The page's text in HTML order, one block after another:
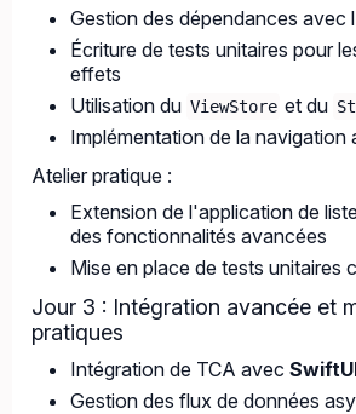
Gestion des dépendances avec
Écriture de tests unitaires pour
effets
Utilisation du ViewStore et du
Implémentation de la navigation
Atelier pratique :
Extension de l'application de
des fonctionnalités avancées
Mise en place de tests unitaires
Jour 3 : Intégration avancée et
pratiques
Intégration de TCA avec
Gestion des flux de données